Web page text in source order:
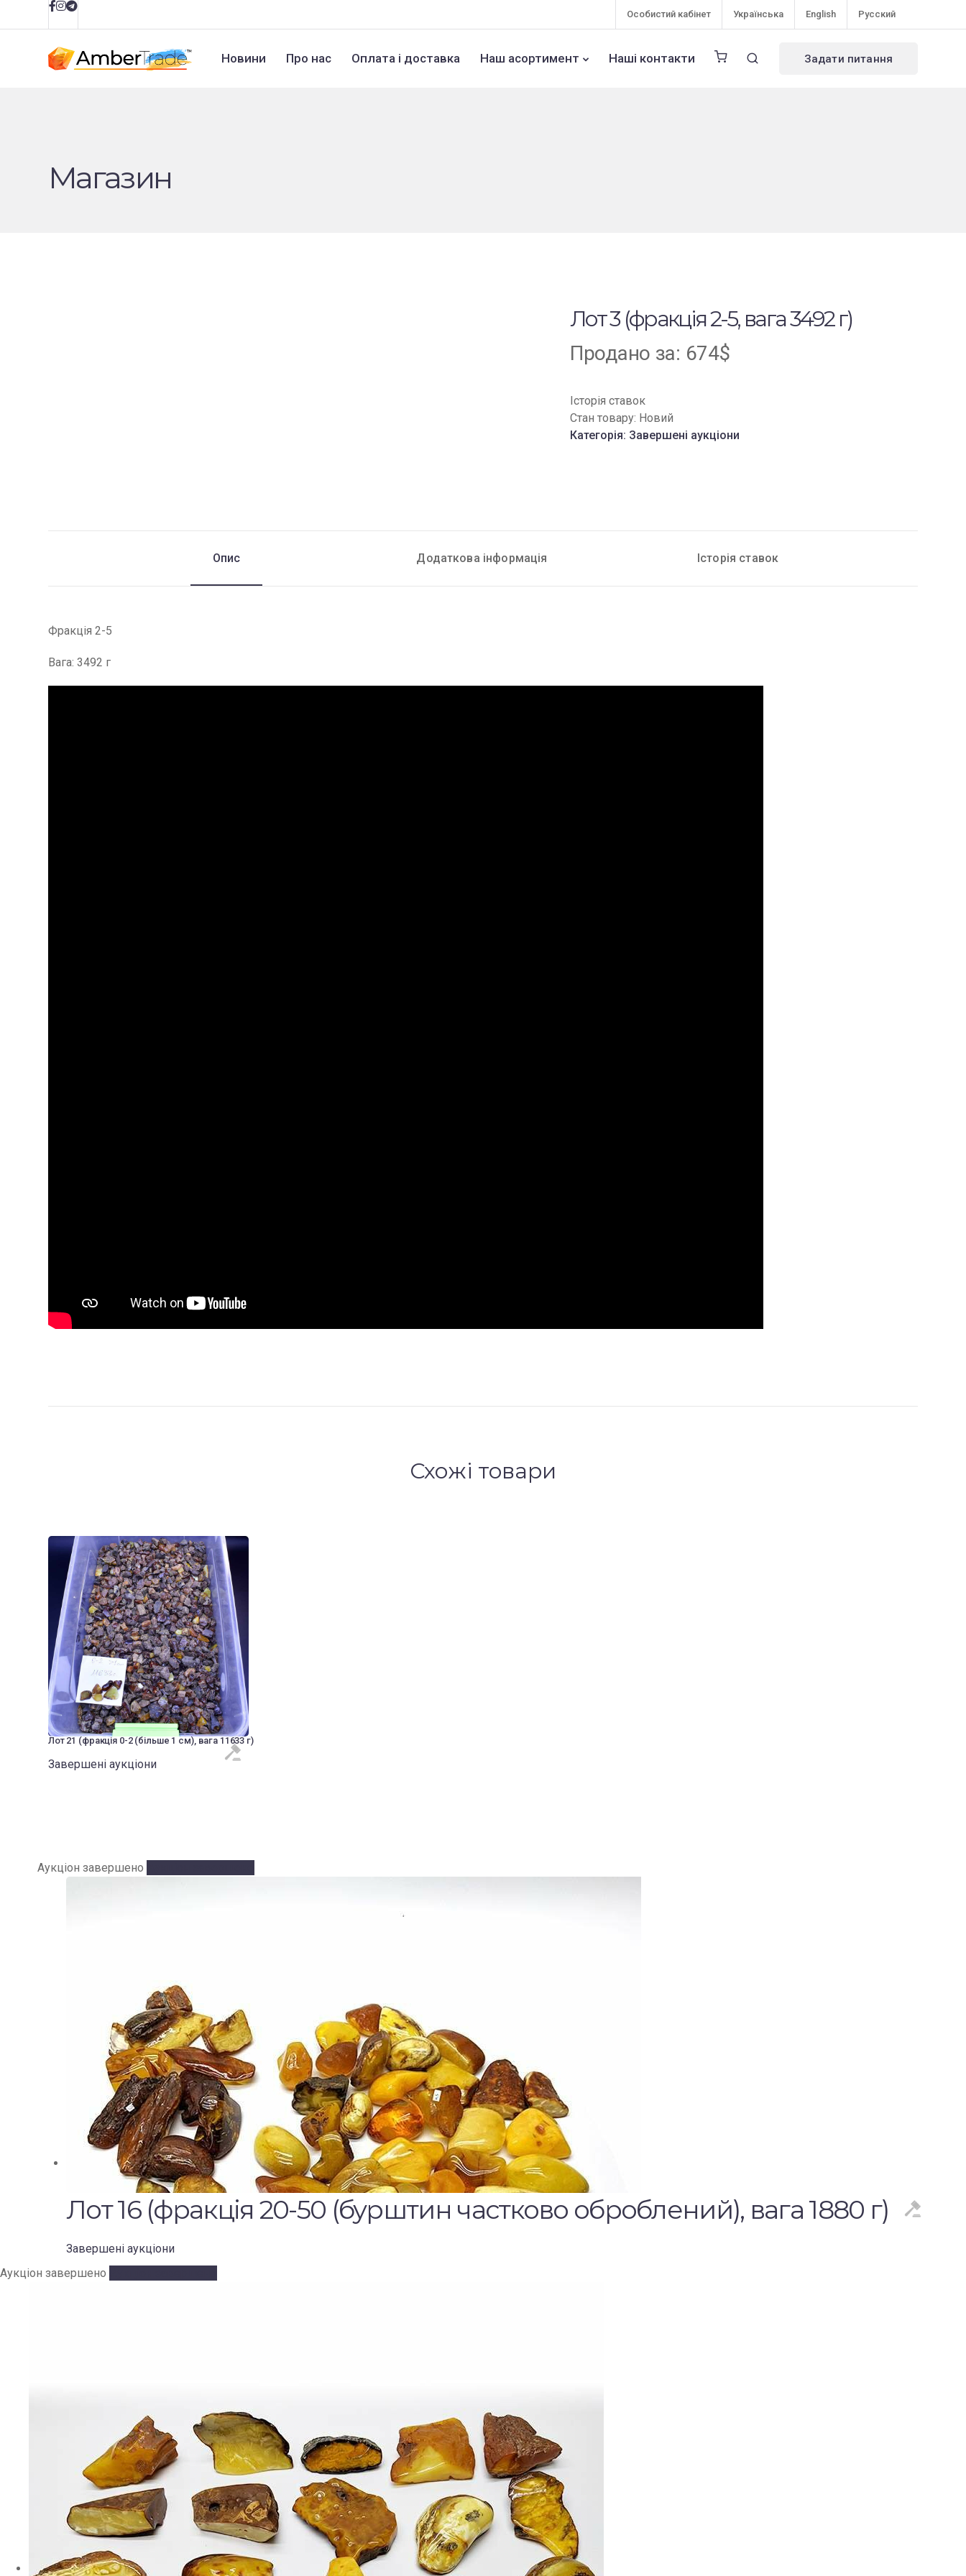
Особистий кабінет Українська English Русский
Новини Про нас Оплата і доставка Наш асортимент Наші контакти Задати питання
Магазин
Лот 3 (фракція 2-5, вага 3492 г)
Продано за: 674$
Історія ставок
Стан товару: Новий
Категорія: Завершені аукціони
Опис Додаткова інформація Історія ставок
Фракція 2-5
Вага: 3492 г
Схожі товари
Лот 21 (фракція 0-2 (більше 1 см), вага 11633 г)
Завершені аукціони
Аукціон завершено
Лот 16 (фракція 20-50 (бурштин частково оброблений), вага 1880 г)
Завершені аукціони
Аукціон завершено